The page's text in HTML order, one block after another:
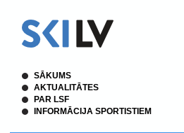
SĀKUMS
AKTUALITĀTES
PAR LSF
INFORMĀCIJA SPORTISTIEM